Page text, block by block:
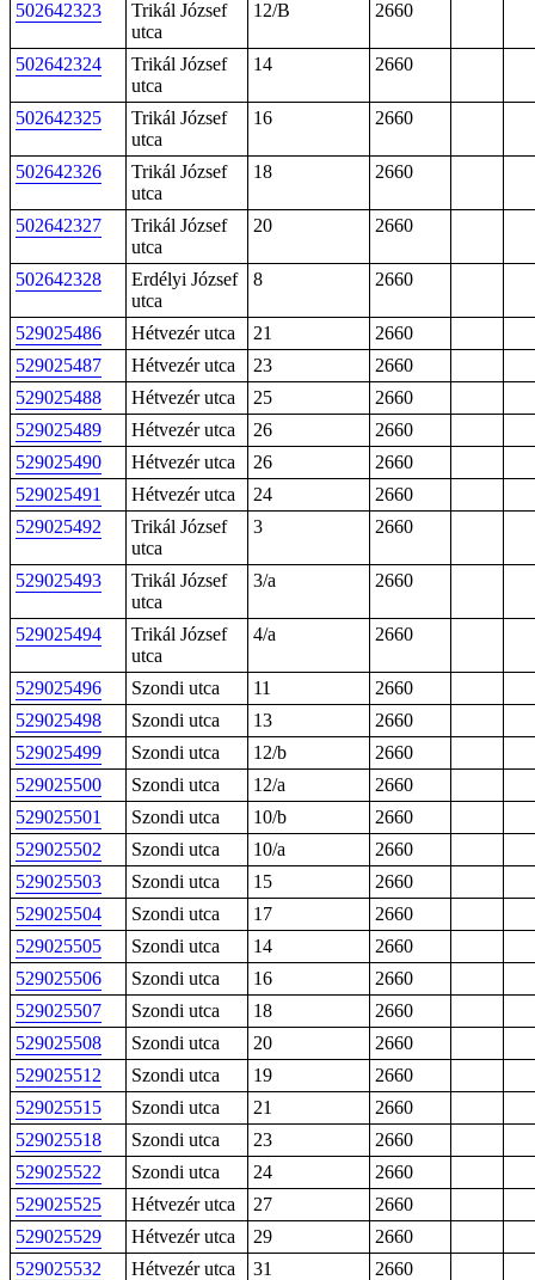
502642323
Trikál József
utca
12/B 2660
502642324
Trikál József
utca
14 2660
502642325
Trikál József
utca
16 2660
502642326
Trikál József
utca
18 2660
502642327
Trikál József
utca
20 2660
502642328
Erdélyi József
utca
8 2660
529025486 Hétvezér utca 21
2660
529025487
Hétvezér utca 23
2660
529025488
Hétvezér utca 25
2660
529025489
Hétvezér utca 26
2660
529025490
Hétvezér utca 26
2660
529025491
Hétvezér utca 24
2660
529025492
Trikál József
utca
3 2660
529025493
Trikál József
utca
3/a 2660
529025494
Trikál József
utca
4/a 2660
529025496 Szondi utca 11
2660
529025498
Szondi utca 13
2660
529025499
Szondi utca 12/b
2660
529025500
Szondi utca 12/a
2660
529025501
Szondi utca 10/b
2660
529025502
Szondi utca 10/a
2660
529025503
Szondi utca 15
2660
529025504
Szondi utca 17
2660
529025505
Szondi utca 14
2660
529025506
Szondi utca 16
2660
529025507
Szondi utca 18
2660
529025508
Szondi utca 20
2660
529025512
Szondi utca 19
2660
529025515
Szondi utca 21
2660
529025518
Szondi utca 23
2660
529025522
Szondi utca 24
2660
529025525
Hétvezér utca 27
2660
529025529
Hétvezér utca 29
2660
529025532
Hétvezér utca 31
2660